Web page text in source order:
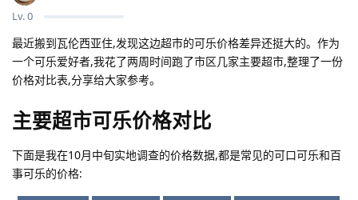
Lv.0
最近搬到瓦伦西亚住,发现这边超市的可乐价格差异还挺大的。作为
一个可乐爱好者,我花了两周时间跑了市区几家主要超市,整理了一份
价格对比表,分享给大家参考。
主要超市可乐价格对比
下面是我在10月中旬实地调查的价格数据,都是常见的可口可乐和百
事可乐的价格: